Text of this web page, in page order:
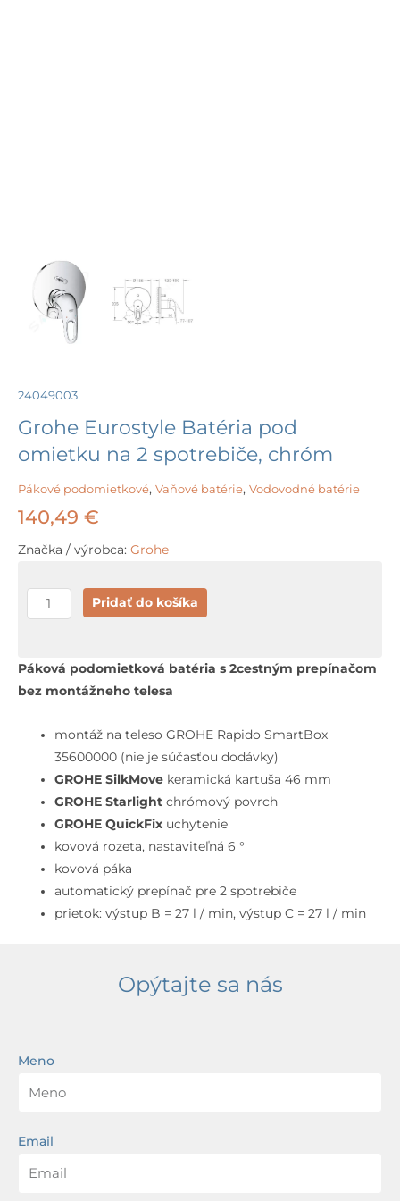
24049003
Grohe Eurostyle Batéria pod
omietku na 2 spotrebiče, chróm
Pákové podomietkové, Vaňové batérie, Vodovodné batérie
140,49 €
Značka / výrobca: Grohe
množstvo
Grohe
Batéria
pod
spotrebiče,
chróm
Pridať do košíka
Páková podomietková batéria s 2cestným prepínačom
bez montážneho telesa
montáž na teleso GROHE Rapido SmartBox
35600000 (nie je súčasťou dodávky)
GROHE SilkMove keramická kartuša 46 mm
GROHE Starlight chrómový povrch
GROHE QuickFix uchytenie
kovová rozeta, nastaviteľná 6 °
kovová páka
automatický prepínač pre 2 spotrebiče
prietok: výstup B = 27 l / min, výstup C = 27 l / min
Opýtajte sa nás
Meno
Email